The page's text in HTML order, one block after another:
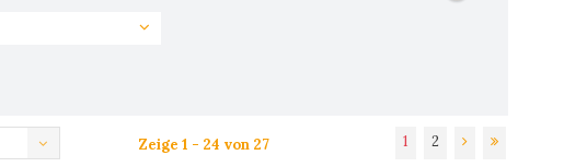
Zeige 1 - 24 von 27 1 2